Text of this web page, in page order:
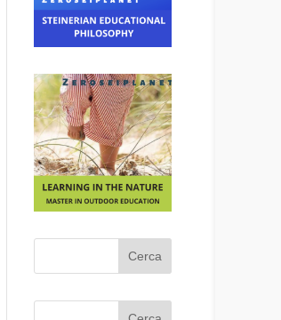
Cerca